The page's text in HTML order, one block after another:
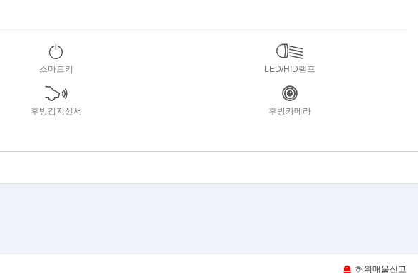
스마트키 LED/HID램프
후방감지센서 후방카메라
허위매물신고